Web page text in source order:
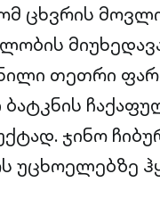
ცხვრის
თეთრი
ჯინო
უცხოელებზე